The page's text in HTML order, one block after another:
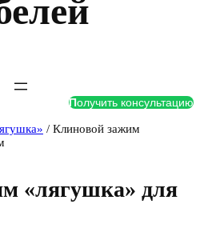
Получить консультацию
/ Клиновой зажим
«лягушка» для